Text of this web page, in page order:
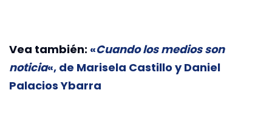
Vea también: «Cuando los medios son
noticia«, de Marisela Castillo y Daniel
Palacios Ybarra